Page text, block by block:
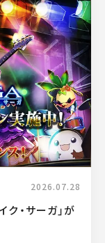
2026.07.28
・サーガ」が